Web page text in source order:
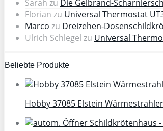
Sarah zu Die Gelbrand-
Florian zu Universal Thermostat
Marco zu Dreizehen-
Ulrich Schlegel zu Universal
Beliebte Produkte
Hobby 37085 Elstein